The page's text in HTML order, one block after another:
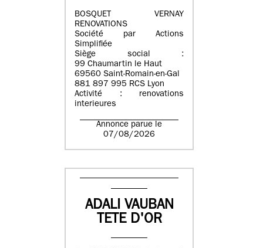
BOSQUET VERNAY
RENOVATIONS
Société par Actions
Simplifiée
Siège social :
99 Chaumartin le Haut
69560 Saint-Romain-en-Gal
881 897 995 RCS Lyon
Activité : renovations
interieures
Annonce parue le
07/08/2026
ADALI VAUBAN
TETE D'OR